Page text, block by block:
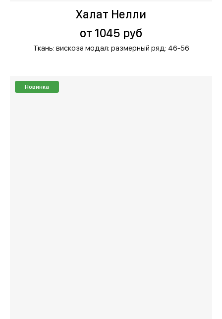
Халат Нелли
от 1045 руб
Ткань: вискоза модал; размерный ряд: 46-56
Новинка